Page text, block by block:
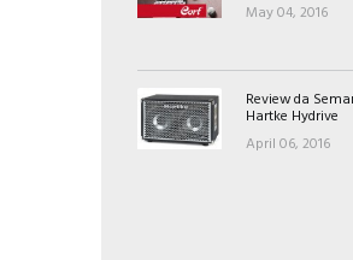
May 04, 2016
Review da
Hartke Hydrive
April 06, 2016